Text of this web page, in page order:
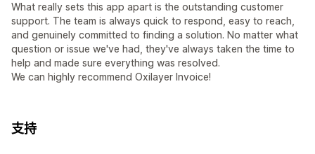
What really sets this app apart is the outstanding customer
support. The team is always quick to respond, easy to reach,
and genuinely committed to finding a solution. No matter what
question or issue we've had, they've always taken the time to
help and made sure everything was resolved.
We can highly recommend Oxilayer Invoice!
支持